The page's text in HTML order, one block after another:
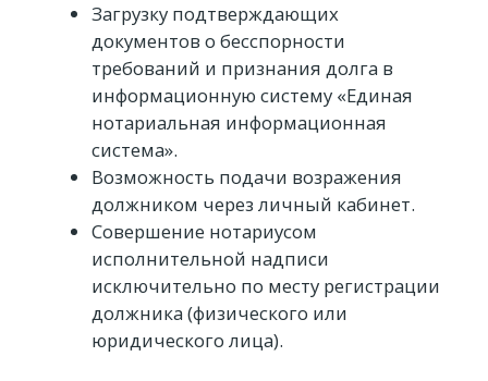
Загрузку подтверждающих
документов о бесспорности
требований и признания долга в
информационную систему «Единая
нотариальная информационная
система».
Возможность подачи возражения
должником через личный кабинет.
Совершение нотариусом
исполнительной надписи
исключительно по месту регистрации
должника (физического или
юридического лица).